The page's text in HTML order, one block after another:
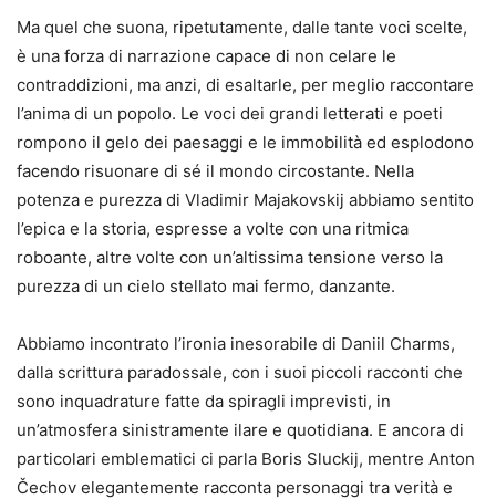
Ma quel che suona, ripetutamente, dalle tante voci scelte,
è una forza di narrazione capace di non celare le
contraddizioni, ma anzi, di esaltarle, per meglio raccontare
l’anima di un popolo. Le voci dei grandi letterati e poeti
rompono il gelo dei paesaggi e le immobilità ed esplodono
facendo risuonare di sé il mondo circostante. Nella
potenza e purezza di Vladimir Majakovskij abbiamo sentito
l’epica e la storia, espresse a volte con una ritmica
roboante, altre volte con un’altissima tensione verso la
purezza di un cielo stellato mai fermo, danzante.
Abbiamo incontrato l’ironia inesorabile di Daniil Charms,
dalla scrittura paradossale, con i suoi piccoli racconti che
sono inquadrature fatte da spiragli imprevisti, in
un’atmosfera sinistramente ilare e quotidiana. E ancora di
particolari emblematici ci parla Boris Sluckij, mentre Anton
Čechov elegantemente racconta personaggi tra verità e